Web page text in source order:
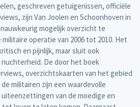
geschreven getuigenissen, officiële
zijn Van Joolen en Schoonhoven in
mogelijk overzicht te
operatie van 2006 tot 2010. Het
en pijnlijk, maar sluit ook
De door het boek
overzichtskaarten van het gebied
militairen zijn een waardevolle
van de moedige en